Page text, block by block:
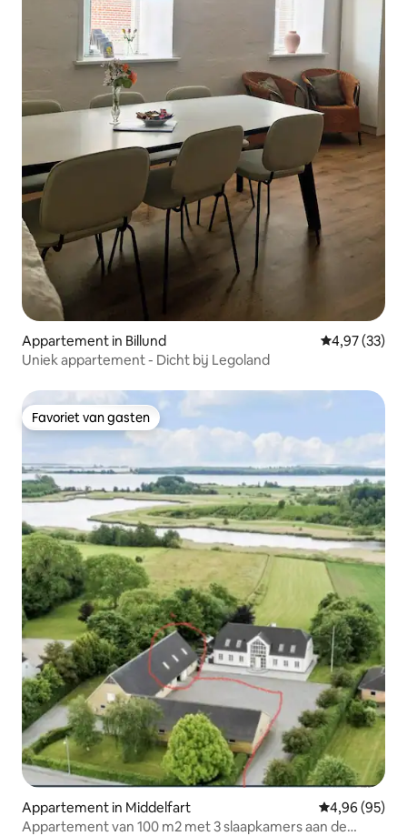
Appartement in Billund Gemiddelde
4,97 (33)
Uniek appartement - Dicht bij Legoland
Favoriet van gasten
Favoriet van gasten
Appartement in Middelfart Gemiddelde
4,96 (95)
Appartement van 100 m2 met 3 slaapkamers aan de